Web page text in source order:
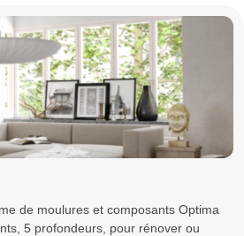
de moulures et composants Optima
5 profondeurs, pour rénover ou